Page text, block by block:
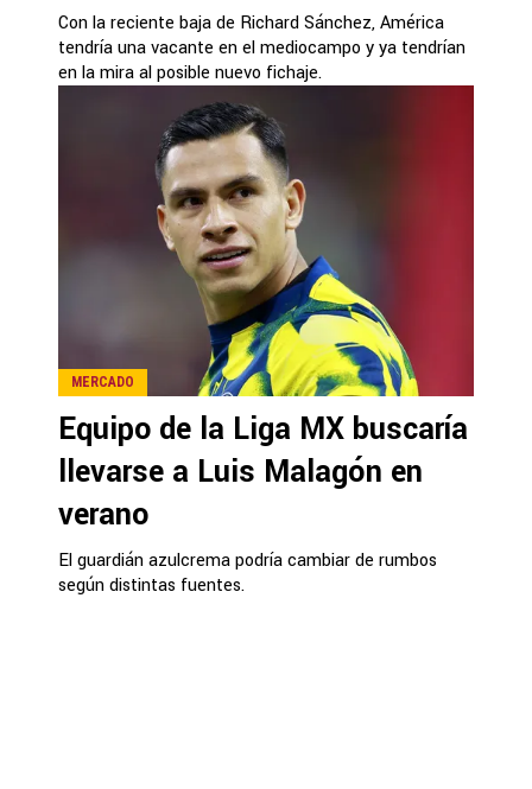
Con la reciente baja de Richard Sánchez, América
tendría una vacante en el mediocampo y ya tendrían
en la mira al posible nuevo fichaje.
MERCADO
Equipo de la Liga MX buscaría
llevarse a Luis Malagón en
verano
El guardián azulcrema podría cambiar de rumbos
según distintas fuentes.